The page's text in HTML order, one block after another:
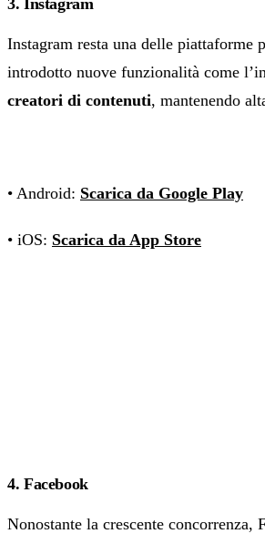
3. Instagram
Instagram resta una delle piattaforme
introdotto nuove funzionalità come
creatori di contenuti, mantenendo
• Android: Scarica da Google Play
• iOS: Scarica da App Store
4. Facebook
Nonostante la crescente concorrenza,